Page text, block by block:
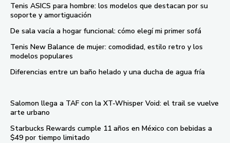
Tenis ASICS para hombre: los modelos que destacan por su
soporte y amortiguación
De sala vacía a hogar funcional: cómo elegí mi primer sofá
Tenis New Balance de mujer: comodidad, estilo retro y los
modelos populares
Diferencias entre un baño helado y una ducha de agua fría
Salomon llega a TAF con la XT-Whisper Void: el trail se vuelve
arte urbano
Starbucks Rewards cumple 11 años en México con bebidas a
$49 por tiempo limitado